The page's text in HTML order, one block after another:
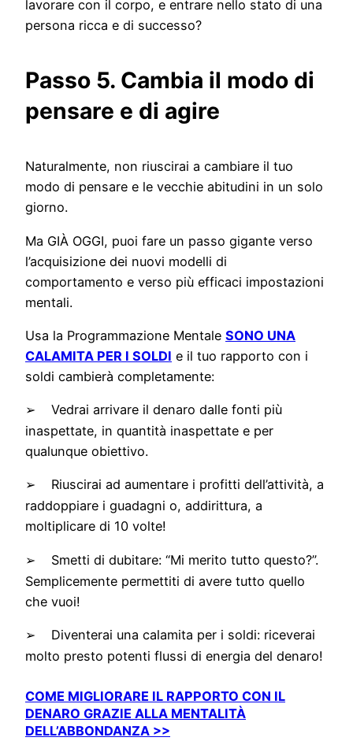
lavorare con il corpo, e entrare nello stato di una
persona ricca e di successo?
Passo 5. Cambia il modo di
pensare e di agire
Naturalmente, non riuscirai a cambiare il tuo
modo di pensare e le vecchie abitudini in un solo
giorno.
Ma GIÀ OGGI, puoi fare un passo gigante verso
l’acquisizione dei nuovi modelli di
comportamento e verso più efficaci impostazioni
mentali.
Usa la Programmazione Mentale SONO UNA
CALAMITA PER I SOLDI e il tuo rapporto con i
soldi cambierà completamente:
➢ Vedrai arrivare il denaro dalle fonti più
inaspettate, in quantità inaspettate e per
qualunque obiettivo.
➢ Riuscirai ad aumentare i profitti dell’attività, a
raddoppiare i guadagni o, addirittura, a
moltiplicare di 10 volte!
➢ Smetti di dubitare: “Mi merito tutto questo?”.
Semplicemente permettiti di avere tutto quello
che vuoi!
➢ Diventerai una calamita per i soldi: riceverai
molto presto potenti flussi di energia del denaro!
COME MIGLIORARE IL RAPPORTO CON IL
DENARO GRAZIE ALLA MENTALITÀ
DELL’ABBONDANZA >>